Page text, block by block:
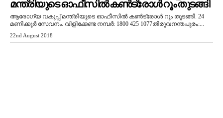
മന്ത്രിയുടെ ഓഫീസില്‍ കണ്‍ട്രോള്‍ റൂം തുടങ്ങി
ആരോഗ്യ വകുപ്പ് മന്ത്രിയുടെ ഓഫീസില്‍ കണ്‍ട്രോള്‍ റൂം തുടങ്ങി. 24
മണിക്കൂര്‍ സേവനം. വിളിക്കേണ്ട നമ്പര്‍: 1800 425 1077തിരുവനന്തപുരം:...
22nd August 2018